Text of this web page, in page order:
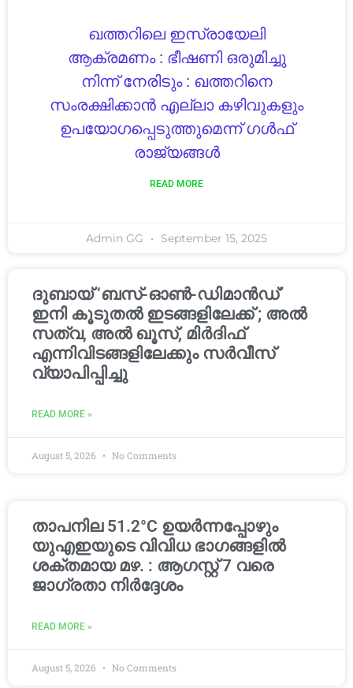
ഖത്തറിലെ ഇസ്രായേലി
ആക്രമണം : ഭീഷണി ഒരുമിച്ചു
നിന്ന് നേരിടും : ഖത്തറിനെ
സംരക്ഷിക്കാൻ എല്ലാ കഴിവുകളും
ഉപയോഗപ്പെടുത്തുമെന്ന് ഗൾഫ്
രാജ്യങ്ങൾ
READ MORE
Admin GG September 15, 2025
ദുബായ് ‘ബസ്-ഓൺ-ഡിമാൻഡ്’
ഇനി കൂടുതൽ ഇടങ്ങളിലേക്ക് ; അൽ
സത്വ, അൽ ഖൂസ്, മിർദിഫ്
എന്നിവിടങ്ങളിലേക്കും സർവീസ്
വ്യാപിപ്പിച്ചു
READ MORE »
August 5, 2026 No Comments
താപനില 51.2°C ഉയർന്നപ്പോഴും
യുഎഇയുടെ വിവിധ ഭാഗങ്ങളിൽ
ശക്തമായ മഴ. : ആഗസ്റ്റ് 7 വരെ
ജാഗ്രതാ നിർദ്ദേശം
READ MORE »
August 5, 2026 No Comments